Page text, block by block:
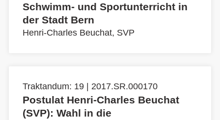
Schwimm- und Sportunterricht in
der Stadt Bern
Henri-Charles Beuchat, SVP
Traktandum: 19 | 2017.SR.000170
Postulat Henri-Charles Beuchat
(SVP): Wahl in die